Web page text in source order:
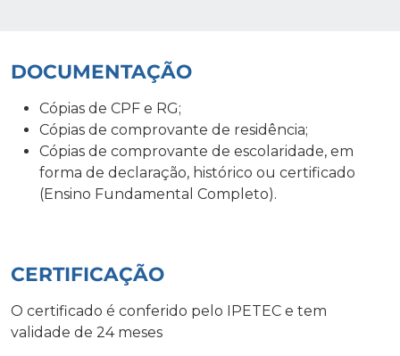
DOCUMENTAÇÃO
Cópias de CPF e RG;
Cópias de comprovante de residência;
Cópias de comprovante de escolaridade, em
forma de declaração, histórico ou certificado
(Ensino Fundamental Completo).
CERTIFICAÇÃO
O certificado é conferido pelo IPETEC e tem
validade de 24 meses